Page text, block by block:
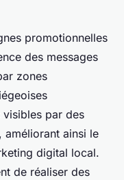
promotionnelles
des messages
zones
visibles par des
améliorant ainsi le
digital local.
de réaliser des